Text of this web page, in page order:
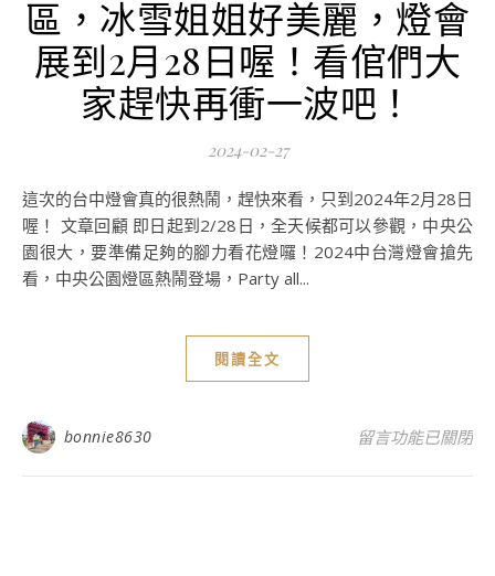
區，冰雪姐姐好美麗，燈會
展到2月28日喔！看倌們大
家趕快再衝一波吧！
2024-02-27
這次的台中燈會真的很熱鬧，趕快來看，只到2024年2月28日
喔！ 文章回顧 即日起到2/28日，全天候都可以參觀，中央公
園很大，要準備足夠的腳力看花燈囉！2024中台灣燈會搶先
看，中央公園燈區熱鬧登場，Party all...
閱讀全文
bonnie8630 在〈2024年台中
留言功能已關閉